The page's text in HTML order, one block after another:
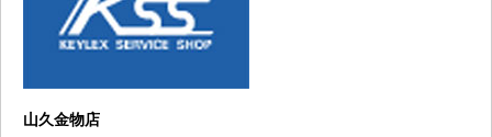
山久金物店